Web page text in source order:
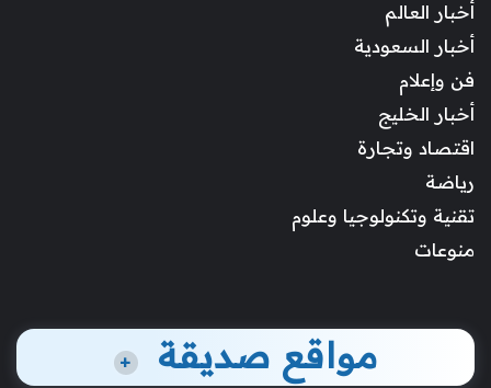
أخبار العالم
أخبار السعودية
فن وإعلام
أخبار الخليج
اقتصاد وتجارة
رياضة
تقنية وتكنولوجيا وعلوم
منوعات
مواقع صديقة +